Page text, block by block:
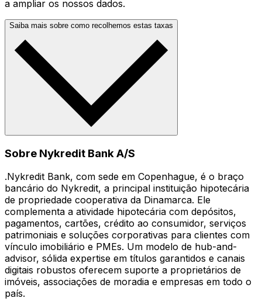
a ampliar os nossos dados.
Saiba mais sobre como recolhemos estas taxas
Sobre Nykredit Bank A/S
.Nykredit Bank, com sede em Copenhague, é o braço
bancário do Nykredit, a principal instituição hipotecária
de propriedade cooperativa da Dinamarca. Ele
complementa a atividade hipotecária com depósitos,
pagamentos, cartões, crédito ao consumidor, serviços
patrimoniais e soluções corporativas para clientes com
vínculo imobiliário e PMEs. Um modelo de hub-and-
advisor, sólida expertise em títulos garantidos e canais
digitais robustos oferecem suporte a proprietários de
imóveis, associações de moradia e empresas em todo o
país.